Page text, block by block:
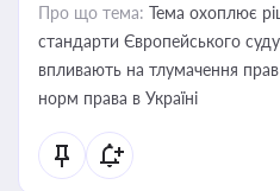
Про що тема: Тема охоплює
стандарти Європейського
впливають на тлумачення
норм права в Україні